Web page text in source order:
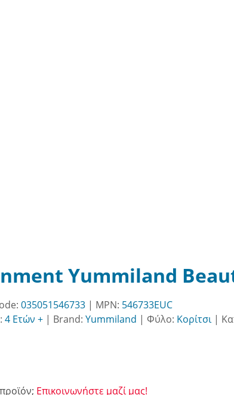
Yummiland
035051546733 | MPN: 546733EUC
4 Ετών + | Brand: Yummiland | Φύλο: Κορίτσι|
Επικοινωνήστε μαζί μας!